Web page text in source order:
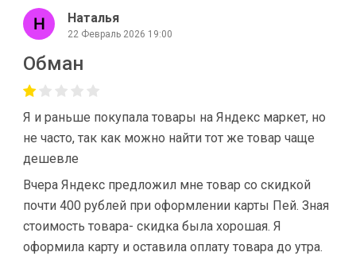
Наталья
22 Февраль 2026 19:00
Обман
Я и раньше покупала товары на Яндекс маркет, но
не часто, так как можно найти тот же товар чаще
дешевле
Вчера Яндекс предложил мне товар со скидкой
почти 400 рублей при оформлении карты Пей. Зная
стоимость товара- скидка была хорошая. Я
оформила карту и оставила оплату товара до утра.